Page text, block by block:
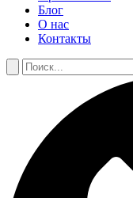
Блог
О нас
Контакты